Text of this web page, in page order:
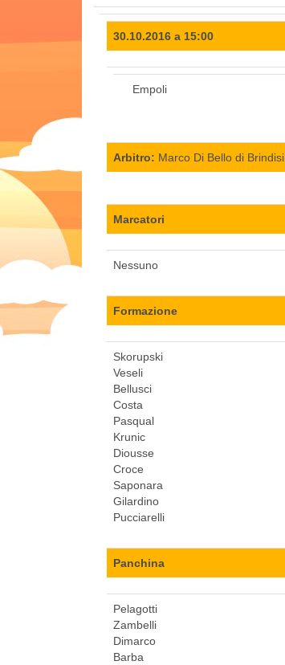
30.10.2016 a 15:00
Empoli
Arbitro: Marco Di Bello di Brindisi
Marcatori
Nessuno
Formazione
Skorupski
Veseli
Bellusci
Costa
Pasqual
Krunic
Diousse
Croce
Saponara
Gilardino
Pucciarelli
Panchina
Pelagotti
Zambelli
Dimarco
Barba